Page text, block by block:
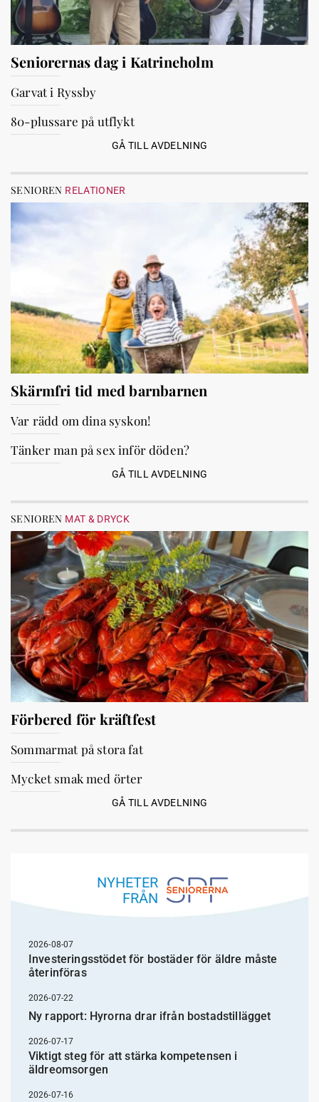
Seniorernas dag i Katrineholm
Garvat i Ryssby
80-plussare på utflykt
GÅ TILL AVDELNING
SENIOREN RELATIONER
Skärmfri tid med barnbarnen
Var rädd om dina syskon!
Tänker man på sex inför döden?
GÅ TILL AVDELNING
SENIOREN MAT & DRYCK
Förbered för kräftfest
Sommarmat på stora fat
Mycket smak med örter
GÅ TILL AVDELNING
NYHETER
FRÅN
2026-08-07
Investeringsstödet för bostäder för äldre måste
återinföras
2026-07-22
Ny rapport: Hyrorna drar ifrån bostadstillägget
2026-07-17
Viktigt steg för att stärka kompetensen i
äldreomsorgen
2026-07-16